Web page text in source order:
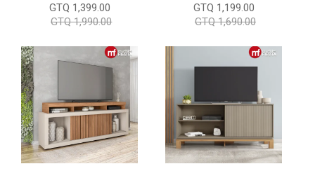
GTQ 1,399.00
GTQ 1,990.00
GTQ 1,199.00
GTQ 1,690.00